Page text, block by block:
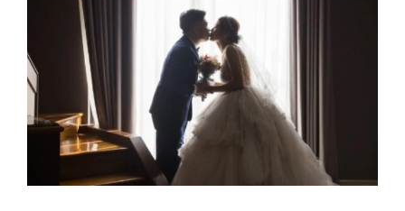
在地旅行
永續專區
常見問題
聯絡我們
煙波顧客評論